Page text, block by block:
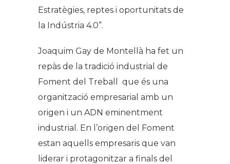
Estratègies, reptes i oportunitats de
la Indústria 4.0”.
Joaquim Gay de Montellà ha fet un
repàs de la tradició industrial de
Foment del Treball que és una
organització empresarial amb un
origen i un ADN eminentment
industrial. En l’origen del Foment
estan aquells empresaris que van
liderar i protagonitzar a finals del